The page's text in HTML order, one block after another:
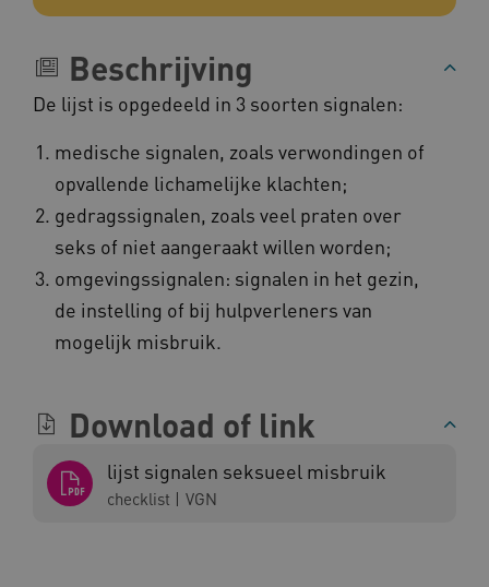
Beschrijving
De lijst is opgedeeld in 3 soorten signalen:
medische signalen, zoals verwondingen of
opvallende lichamelijke klachten;
gedragssignalen, zoals veel praten over
seks of niet aangeraakt willen worden;
omgevingssignalen: signalen in het gezin,
de instelling of bij hulpverleners van
mogelijk misbruik.
Download of link
lijst signalen seksueel misbruik
checklist | VGN
FPLC .kennispleingehandicaptensector.nl
__cf_bm
Cloudflare Inc.
.vimeo.com
Google Privacy Policy